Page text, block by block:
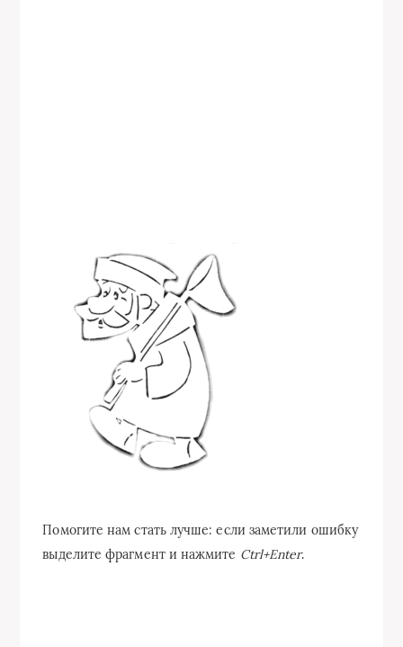
Помогите нам стать лучше: если заметили ошибку
выделите фрагмент и нажмите Ctrl+Enter.